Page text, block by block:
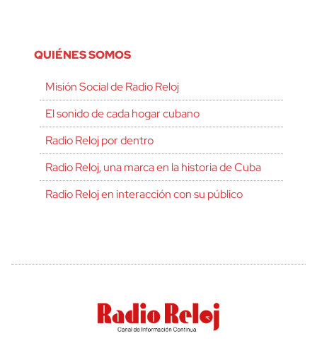
QUIÉNES SOMOS
Misión Social de Radio Reloj
El sonido de cada hogar cubano
Radio Reloj por dentro
Radio Reloj, una marca en la historia de Cuba
Radio Reloj en interacción con su público